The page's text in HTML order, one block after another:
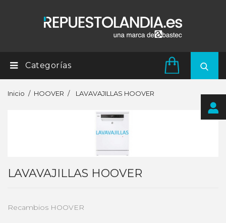
Categorías
Inicio HOOVER LAVAVAJILLAS HOOVER
LAVAVAJILLAS HOOVER
Recambios HOOVER